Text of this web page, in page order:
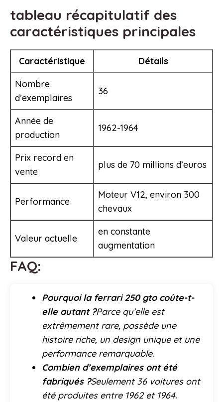
tableau récapitulatif des
caractéristiques principales
Caractéristique
Détails
Nombre
d’exemplaires
36
Année de
production
1962-1964
Prix record en
vente
plus de 70 millions d’euros
Performance
Moteur V12, environ 300
chevaux
Valeur actuelle
en constante
augmentation
FAQ:
Pourquoi la ferrari 250 gto coûte-t-
elle autant ?Parce qu’elle est
extrêmement rare, possède une
histoire riche, un design unique et une
performance remarquable.
Combien d’exemplaires ont été
fabriqués ?Seulement 36 voitures ont
été produites entre 1962 et 1964.